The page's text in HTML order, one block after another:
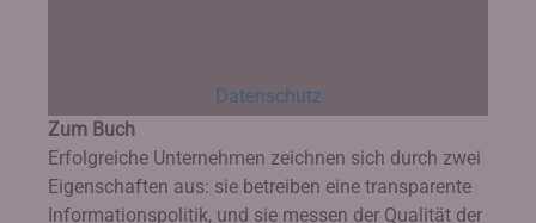
Datenschutz
Zum Buch
Erfolgreiche Unternehmen zeichnen sich durch zwei
Eigenschaften aus: sie betreiben eine transparente
Informationspolitik, und sie messen der Qualität der